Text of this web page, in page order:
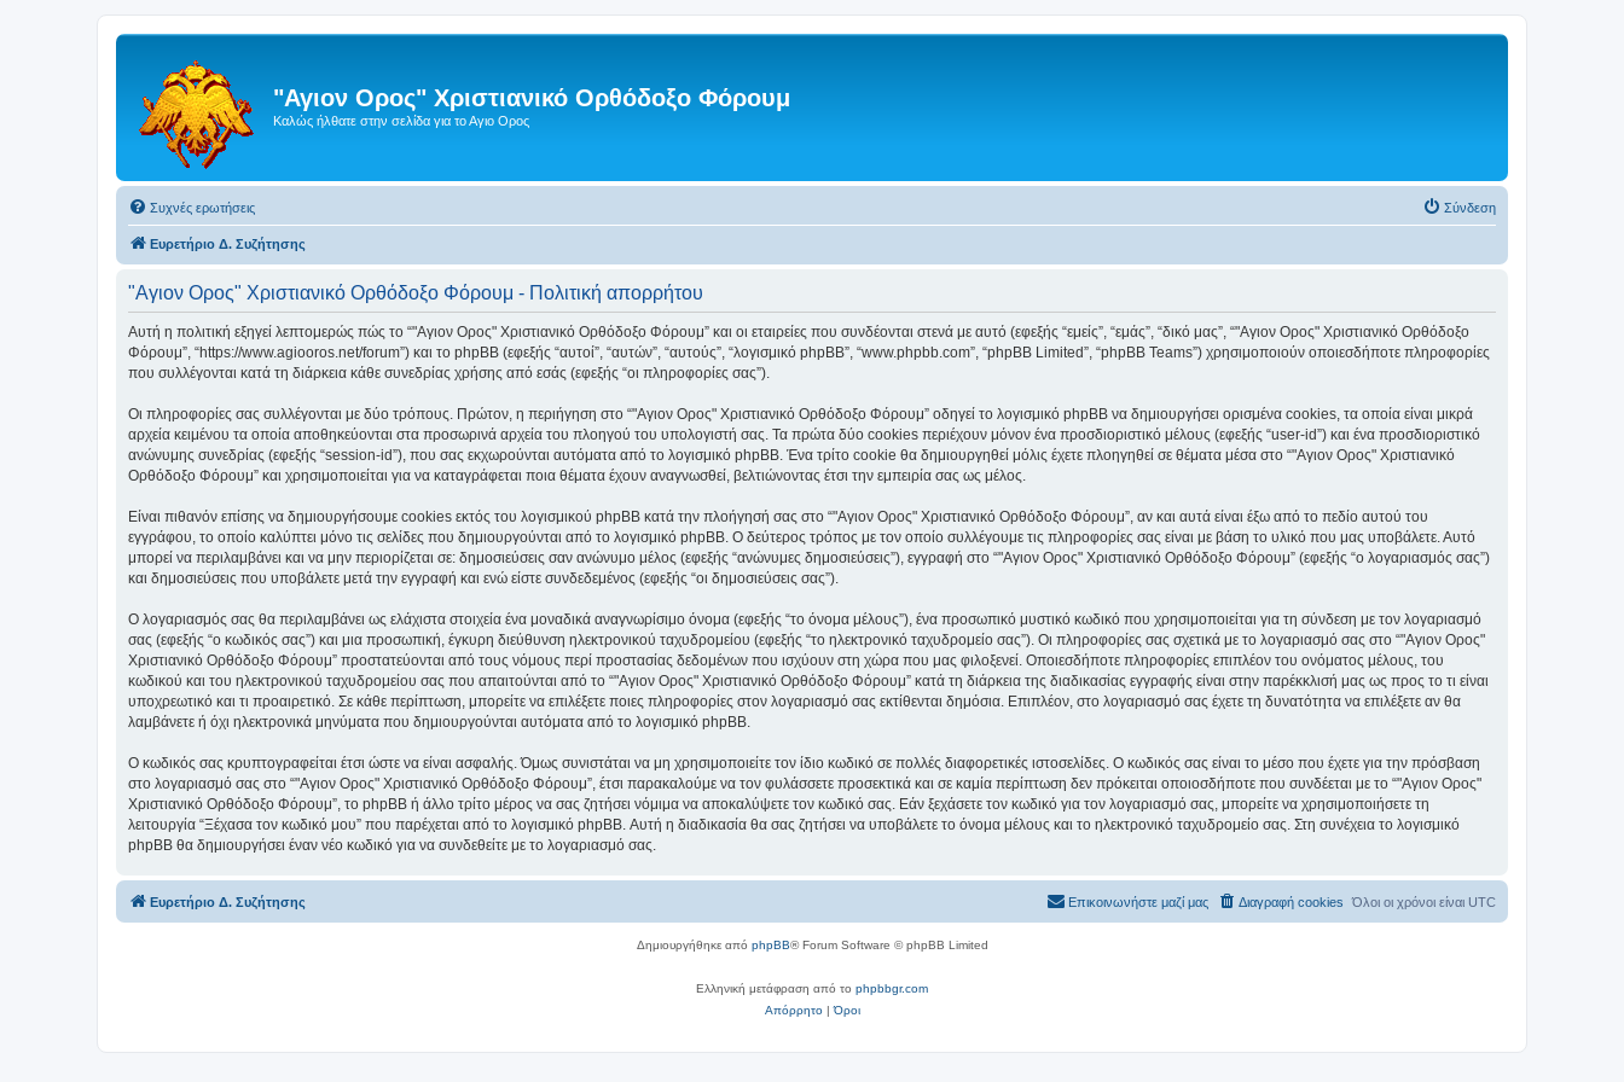
"Αγιον Ορος" Χριστιανικό Ορθόδοξο Φόρουμ
Καλώς ήλθατε στην σελίδα για το Αγιο Ορος
Συχνές ερωτήσεις Σύνδεση
Ευρετήριο Δ. Συζήτησης
"Αγιον Ορος" Χριστιανικό Ορθόδοξο Φόρουμ - Πολιτική απορρήτου
Αυτή η πολιτική εξηγεί λεπτομερώς πώς το “"Αγιον Ορος" Χριστιανικό Ορθόδοξο Φόρουμ” και οι εταιρείες που συνδέονται στενά με αυτό (εφεξής “εμείς”, “εμάς”, “δικό μας”, “"Αγιον Ορος" Χριστιανικό Ορθόδοξο
Φόρουμ”, “https://www.agiooros.net/forum”) και το phpBB (εφεξής “αυτοί”, “αυτών”, “αυτούς”, “λογισμικό phpBB”, “www.phpbb.com”, “phpBB Limited”, “phpBB Teams”) χρησιμοποιούν οποιεσδήποτε πληροφορίες
που συλλέγονται κατά τη διάρκεια κάθε συνεδρίας χρήσης από εσάς (εφεξής “οι πληροφορίες σας”).
Οι πληροφορίες σας συλλέγονται με δύο τρόπους. Πρώτον, η περιήγηση στο “"Αγιον Ορος" Χριστιανικό Ορθόδοξο Φόρουμ” οδηγεί το λογισμικό phpBB να δημιουργήσει ορισμένα cookies, τα οποία είναι μικρά
αρχεία κειμένου τα οποία αποθηκεύονται στα προσωρινά αρχεία του πλοηγού του υπολογιστή σας. Τα πρώτα δύο cookies περιέχουν μόνον ένα προσδιοριστικό μέλους (εφεξής “user-id”) και ένα προσδιοριστικό
ανώνυμης συνεδρίας (εφεξής “session-id”), που σας εκχωρούνται αυτόματα από το λογισμικό phpBB. Ένα τρίτο cookie θα δημιουργηθεί μόλις έχετε πλοηγηθεί σε θέματα μέσα στο “"Αγιον Ορος" Χριστιανικό
Ορθόδοξο Φόρουμ” και χρησιμοποιείται για να καταγράφεται ποια θέματα έχουν αναγνωσθεί, βελτιώνοντας έτσι την εμπειρία σας ως μέλος.
Είναι πιθανόν επίσης να δημιουργήσουμε cookies εκτός του λογισμικού phpBB κατά την πλοήγησή σας στο “"Αγιον Ορος" Χριστιανικό Ορθόδοξο Φόρουμ”, αν και αυτά είναι έξω από το πεδίο αυτού του
εγγράφου, το οποίο καλύπτει μόνο τις σελίδες που δημιουργούνται από το λογισμικό phpBB. Ο δεύτερος τρόπος με τον οποίο συλλέγουμε τις πληροφορίες σας είναι με βάση το υλικό που μας υποβάλετε. Αυτό
μπορεί να περιλαμβάνει και να μην περιορίζεται σε: δημοσιεύσεις σαν ανώνυμο μέλος (εφεξής “ανώνυμες δημοσιεύσεις”), εγγραφή στο “"Αγιον Ορος" Χριστιανικό Ορθόδοξο Φόρουμ” (εφεξής “ο λογαριασμός σας”)
και δημοσιεύσεις που υποβάλετε μετά την εγγραφή και ενώ είστε συνδεδεμένος (εφεξής “οι δημοσιεύσεις σας”).
Ο λογαριασμός σας θα περιλαμβάνει ως ελάχιστα στοιχεία ένα μοναδικά αναγνωρίσιμο όνομα (εφεξής “το όνομα μέλους”), ένα προσωπικό μυστικό κωδικό που χρησιμοποιείται για τη σύνδεση με τον λογαριασμό
σας (εφεξής “ο κωδικός σας”) και μια προσωπική, έγκυρη διεύθυνση ηλεκτρονικού ταχυδρομείου (εφεξής “το ηλεκτρονικό ταχυδρομείο σας”). Οι πληροφορίες σας σχετικά με το λογαριασμό σας στο “"Αγιον Ορος"
Χριστιανικό Ορθόδοξο Φόρουμ” προστατεύονται από τους νόμους περί προστασίας δεδομένων που ισχύουν στη χώρα που μας φιλοξενεί. Οποιεσδήποτε πληροφορίες επιπλέον του ονόματος μέλους, του
κωδικού και του ηλεκτρονικού ταχυδρομείου σας που απαιτούνται από το “"Αγιον Ορος" Χριστιανικό Ορθόδοξο Φόρουμ” κατά τη διάρκεια της διαδικασίας εγγραφής είναι στην παρέκκλισή μας ως προς το τι είναι
υποχρεωτικό και τι προαιρετικό. Σε κάθε περίπτωση, μπορείτε να επιλέξετε ποιες πληροφορίες στον λογαριασμό σας εκτίθενται δημόσια. Επιπλέον, στο λογαριασμό σας έχετε τη δυνατότητα να επιλέξετε αν θα
λαμβάνετε ή όχι ηλεκτρονικά μηνύματα που δημιουργούνται αυτόματα από το λογισμικό phpBB.
Ο κωδικός σας κρυπτογραφείται έτσι ώστε να είναι ασφαλής. Όμως συνιστάται να μη χρησιμοποιείτε τον ίδιο κωδικό σε πολλές διαφορετικές ιστοσελίδες. Ο κωδικός σας είναι το μέσο που έχετε για την πρόσβαση
στο λογαριασμό σας στο “"Αγιον Ορος" Χριστιανικό Ορθόδοξο Φόρουμ”, έτσι παρακαλούμε να τον φυλάσσετε προσεκτικά και σε καμία περίπτωση δεν πρόκειται οποιοσδήποτε που συνδέεται με το “"Αγιον Ορος"
Χριστιανικό Ορθόδοξο Φόρουμ”, το phpBB ή άλλο τρίτο μέρος να σας ζητήσει νόμιμα να αποκαλύψετε τον κωδικό σας. Εάν ξεχάσετε τον κωδικό για τον λογαριασμό σας, μπορείτε να χρησιμοποιήσετε τη
λειτουργία “Ξέχασα τον κωδικό μου” που παρέχεται από το λογισμικό phpBB. Αυτή η διαδικασία θα σας ζητήσει να υποβάλετε το όνομα μέλους και το ηλεκτρονικό ταχυδρομείο σας. Στη συνέχεια το λογισμικό
phpBB θα δημιουργήσει έναν νέο κωδικό για να συνδεθείτε με το λογαριασμό σας.
Ευρετήριο Δ. Συζήτησης Όλοι οι χρόνοι είναι UTC
Διαγραφή cookies
Επικοινωνήστε μαζί μας
Δημιουργήθηκε από phpBB® Forum Software © phpBB Limited
Ελληνική μετάφραση από το phpbbgr.com
Απόρρητο|Όροι